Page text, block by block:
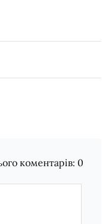
коментарів: 0